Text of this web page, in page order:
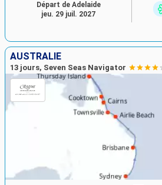
Départ de Adelaide
jeu. 29 juil. 2027
AUSTRALIE
13 jours, Seven Seas Navigator